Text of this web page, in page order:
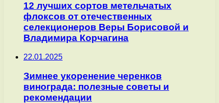
12 лучших сортов метельчатых
флоксов от отечественных
селекционеров Веры Борисовой и
Владимира Корчагина
22.01.2025
Зимнее укоренение черенков
винограда: полезные советы и
рекомендации